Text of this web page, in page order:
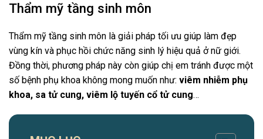
Thẩm mỹ tầng sinh môn
Thẩm mỹ tầng sinh môn là giải pháp tối ưu giúp làm đẹp
vùng kín và phục hồi chức năng sinh lý hiệu quả ở nữ giới.
Đồng thời, phương pháp này còn giúp chị em tránh được một
số bệnh phụ khoa không mong muốn như: viêm nhiễm phụ
khoa, sa tử cung, viêm lộ tuyến cổ tử cung…